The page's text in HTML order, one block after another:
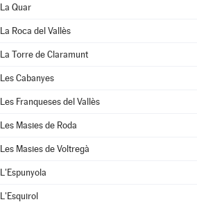
La Quar
La Roca del Vallès
La Torre de Claramunt
Les Cabanyes
Les Franqueses del Vallès
Les Masies de Roda
Les Masies de Voltregà
L'Espunyola
L'Esquirol